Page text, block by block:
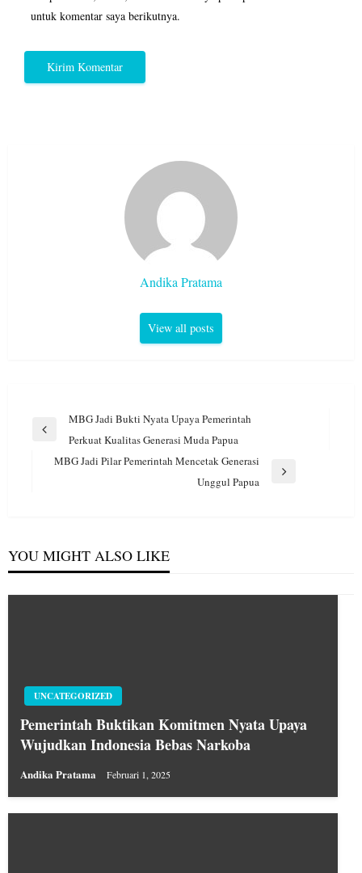
untuk komentar saya berikutnya.
Andika Pratama
View all posts
Navigasi
Previous
MBG Jadi Bukti Nyata Upaya Pemerintah
Perkuat Kualitas Generasi Muda Papua
MBG Jadi Pilar Pemerintah Mencetak Generasi
Unggul Papua
YOU MIGHT ALSO LIKE
UNCATEGORIZED
Pemerintah Buktikan Komitmen Nyata Upaya
Wujudkan Indonesia Bebas Narkoba
Andika Pratama Februari 1, 2025